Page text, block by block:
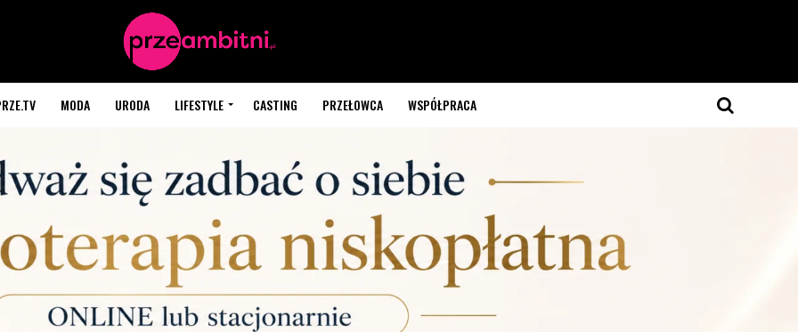
MODA URODA LIFESTYLE CASTING PRZEŁOWCA WSPÓŁPRACA